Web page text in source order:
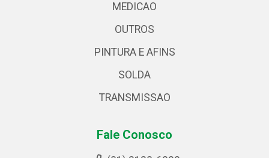
MEDICAO
OUTROS
PINTURA E AFINS
SOLDA
TRANSMISSAO
Fale Conosco